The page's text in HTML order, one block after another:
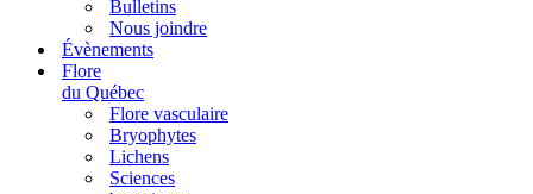
Bulletins
Nous joindre
Évènements
Flore
du Québec
Flore vasculaire
Bryophytes
Lichens
Sciences